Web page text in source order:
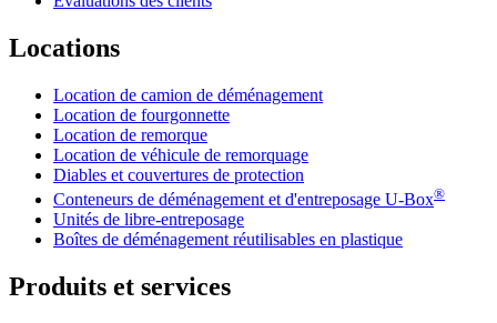
Locations
Location de camion de déménagement
Location de fourgonnette
Location de remorque
Location de véhicule de remorquage
Diables et couvertures de protection
Conteneurs de déménagement et d'entreposage U-Box®
Unités de libre-entreposage
Boîtes de déménagement réutilisables en plastique
Produits et services